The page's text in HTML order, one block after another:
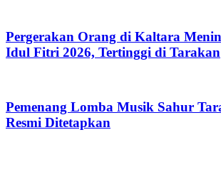
Pergerakan Orang di Kaltara
Idul Fitri 2026, Tertinggi di Tarakan
Pemenang Lomba Musik Sahur
Resmi Ditetapkan